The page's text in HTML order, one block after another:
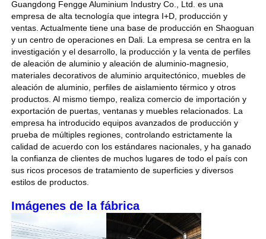
Visita a la fábrica
Control de calidad
Contáctenos
Noticias
Solicitar una cotización
Perfiles de aluminio de extrusión
Ventajas
3. No contiene sustancias nocivas como
el formaldehído y es más respetuoso
con el medio ambiente que la madera
maciza.
4. Ignífugo, a prueba de humedad, a
prueba de óxido y muy duradero.
Guangdong Fengge Aluminium Industry Co., Ltd. es una
empresa de alta tecnología que integra I+D, producción y
ventas. Actualmente tiene una base de producción en Shaoguan
y un centro de operaciones en Dali. La empresa se centra en la
investigación y el desarrollo, la producción y la venta de perfiles
de aleación de aluminio y aleación de aluminio-magnesio,
materiales decorativos de aluminio arquitectónico, muebles de
aleación de aluminio, perfiles de aislamiento térmico y otros
productos. Al mismo tiempo, realiza comercio de importación y
exportación de puertas, ventanas y muebles relacionados. La
empresa ha introducido equipos avanzados de producción y
prueba de múltiples regiones, controlando estrictamente la
calidad de acuerdo con los estándares nacionales, y ha ganado
la confianza de clientes de muchos lugares de todo el país con
sus ricos procesos de tratamiento de superficies y diversos
estilos de productos.
Imágenes de la fábrica